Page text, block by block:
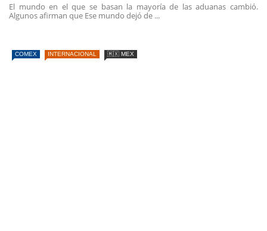
El mundo en el que se basan la mayoría de las aduanas cambió.
Algunos afirman que Ese mundo dejó de ...
COMEX INTERNACIONAL 🇲🇽 MEX